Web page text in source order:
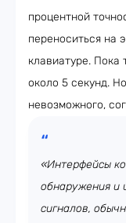
процентной
переноситься на
клавиатуре. Пока
около 5 секунд.
невозможного,
«Интерфейсы
обнаружения и
сигналов,